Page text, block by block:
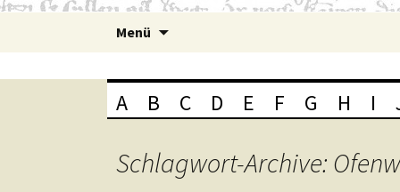
Menü
A B C D E F G H I
Schlagwort-Archive: